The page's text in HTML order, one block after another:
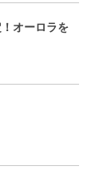
オーロラを